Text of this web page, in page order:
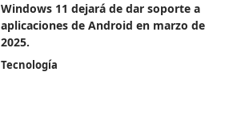
Windows 11 dejará de dar soporte a
aplicaciones de Android en marzo de
2025.
Tecnología